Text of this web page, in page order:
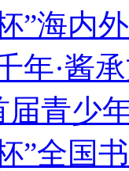
”海内
年·酱
届青少
”全国